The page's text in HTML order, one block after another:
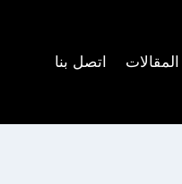
المقالات اتصل بنا